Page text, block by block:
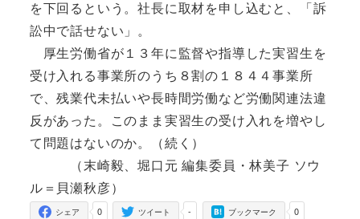
を下回るという。社長に取材を申し込むと、「訴
訟中で話せない」。
厚生労働省が１３年に監督や指導した実習生を
受け入れる事業所のうち８割の１８４４事業所
で、残業代未払いや長時間労働など労働関連法違
反があった。このまま実習生の受け入れを増やし
て問題はないのか。（続く）
（末崎毅、堀口元 編集委員・林美子 ソウ
ル＝貝瀬秋彦）
0
シェア -
ツイート 0
ブックマーク